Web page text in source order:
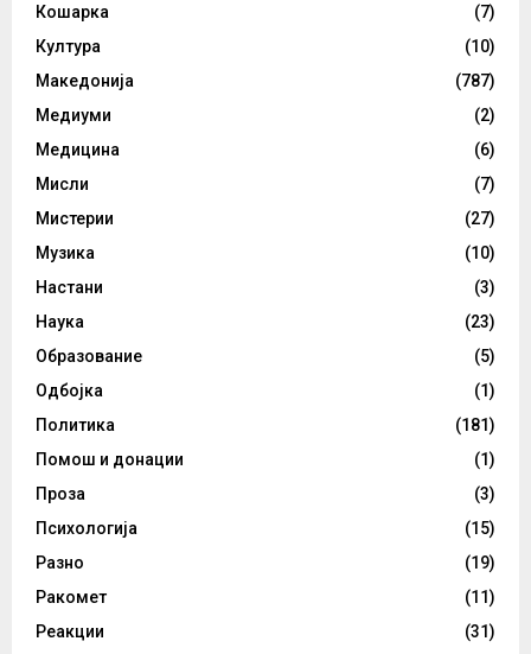
Кошарка
(7)
Култура
(10)
Македонија
(787)
Медиуми
(2)
Медицина
(6)
Мисли
(7)
Мистерии
(27)
Музика
(10)
Настани
(3)
Наука
(23)
Образование
(5)
Одбојка
(1)
Политика
(181)
Помош и донации
(1)
Проза
(3)
Психологија
(15)
Разно
(19)
Ракомет
(11)
Реакции
(31)